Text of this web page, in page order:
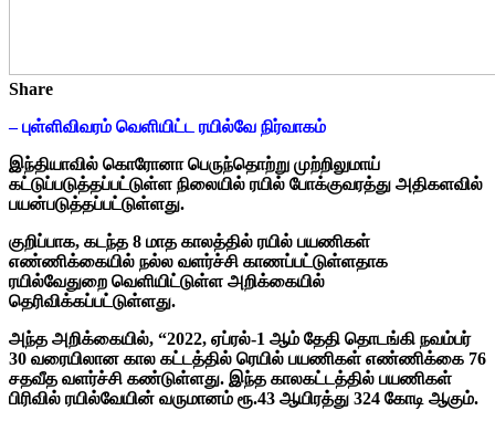
Share
– புள்ளிவிவரம் வெளியிட்ட ரயில்வே நிர்வாகம்
இந்தியாவில் கொரோனா பெருந்தொற்று முற்றிலுமாய்
கட்டுப்படுத்தப்பட்டுள்ள நிலையில் ரயில் போக்குவரத்து அதிகளவில்
பயன்படுத்தப்பட்டுள்ளது.
குறிப்பாக, கடந்த 8 மாத காலத்தில் ரயில் பயணிகள்
எண்ணிக்கையில் நல்ல வளர்ச்சி காணப்பட்டுள்ளதாக
ரயில்வேதுறை வெளியிட்டுள்ள அறிக்கையில்
தெரிவிக்கப்பட்டுள்ளது.
அந்த அறிக்கையில், “2022, ஏப்ரல்-1 ஆம் தேதி தொடங்கி நவம்பர்
30 வரையிலான கால கட்டத்தில் ரெயில் பயணிகள் எண்ணிக்கை 76
சதவீத வளர்ச்சி கண்டுள்ளது. இந்த காலகட்டத்தில் பயணிகள்
பிரிவில் ரயில்வேயின் வருமானம் ரூ.43 ஆயிரத்து 324 கோடி ஆகும்.